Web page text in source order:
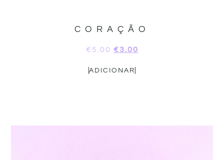
CORAÇÃO
€ 5.00 €3.00
ADICIONAR